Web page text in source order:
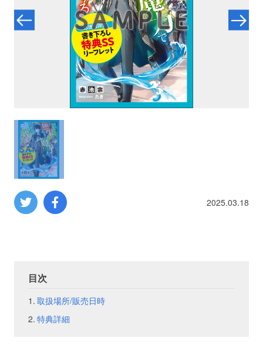
2025.03.18
目次
取扱場所/販売日時
特典詳細
プロレス
ミリタリー
お問い合わせ